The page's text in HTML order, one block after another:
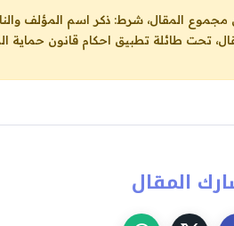
تحت طائلة تطبيق احكام قانون حماية
المقال